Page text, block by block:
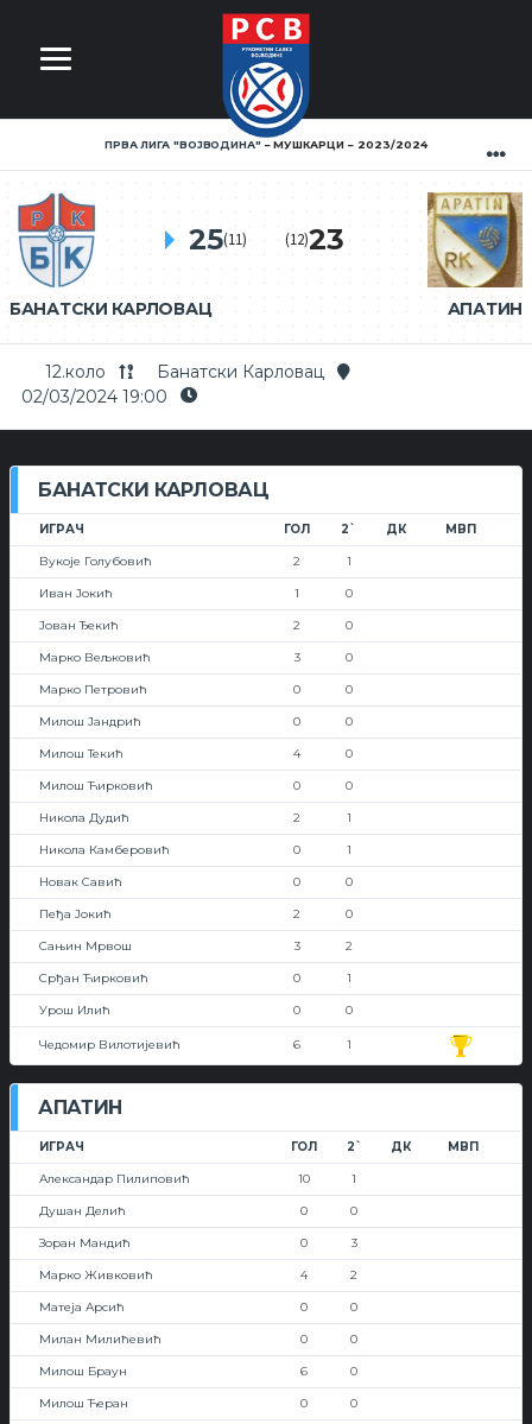
ПРВА ЛИГА ''ВОЈВОДИНА'' МУШКАРЦИ 2023/2024
БАНАТСКИ КАРЛОВАЦ
25(11)
АПАТИН
(12)23
12.коло
Банатски Карловац
02/03/2024 19:00
БАНАТСКИ КАРЛОВАЦ
ИГРАЧ ГОЛ 2` ДК МВП
Вукоје Голубовић 2 1
Иван Јокић 1 0
Јован Ђекић 2 0
Марко Вељковић 3 0
Марко Петровић 0 0
Милош Јандрић 0 0
Милош Текић 4 0
Милош Ћирковић 0 0
Никола Дудић 2 1
Никола Камберовић 0 1
Новак Савић 0 0
Пеђа Јокић 2 0
Сањин Мрвош 3 2
Срђан Ћирковић 0 1
Урош Илић 0 0
Чедомир Вилотијевић 6 1
АПАТИН
ИГРАЧ ГОЛ 2` ДК МВП
Александар Пилиповић 10 1
Душан Делић 0 0
Зоран Мандић 0 3
Марко Живковић 4 2
Матеја Арсић 0 0
Милан Милићевић 0 0
Милош Браун 6 0
Милош Ћеран 0 0